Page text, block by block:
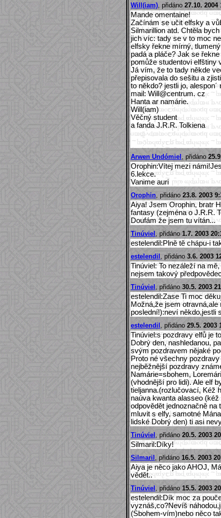
Will(iam) , přidáno 27.10. 2004
Mande omentaine!
Začínám se učit elfsky a
Silmarillion atd. Chtěla
jich víc: tady se v to moc
elfsky řekne mírný,
padá a pláče? Jak se
pomůže studentovi elfštiny
Já vím, že to tady někde
přepisovala do sešitu a
to někdo? jestli jo,
mail: Will@centrum. cz
Hanta ar namárie.
Will(iam)
Věčný student
a fanda J.R.R. Tolkiena
Arwen Undómiel , přidáno
Orophin:Vítej mezi
6.lekce.
Vanime auri
Orophin , přidáno 23.8. 2003
Aiya! Jsem Orophin, bratr
fantasy (zejména o J.R.R.
Doufám že jsem tu vítán...
Tinúviel , přidáno 1.7. 2003
estelendil:Plně tě chápu-i
estelendil , přidáno 3.6. 2003
Tinúviel: To nezáleží na
nejsem takový
Tinúviel , přidáno 30.5. 2003
estelendil:Zase Ti moc
Možná,že jsem
poslední!):neví někdo,jestli
estelendil , přidáno 29.5. 2003
Tinúviel:s pozdravy elfů je
Dobrý den, nashledanou,
svým pozdravem nějaké
Proto né všechny
nejběžnější pozdravy
Namárie=sbohem,
(vhodnější pro lidi). Ale elf
tieljanna.(rozlučovací, Kéž
naúva kwanta alasseo
odpovědět jednoznačně
mluvit s elfy, samotné
lidské Dobrý den) ti asi
Tinúviel , přidáno 20.5. 2003
Silmaril:Díky!
Silmaril , přidáno 16.5. 2003
Aiya je něco jako AHOJ,
vědět..
Tinúviel , přidáno 15.5. 2003
estelendil:Dík moc za
vyznáš,co?Nevíš
(Sbohem-vím)nebo něco